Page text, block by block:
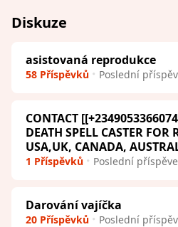
Diskuze
asistovaná reprodukce
58 Příspěvků Poslední
CONTACT
DEATH SPELL CASTER FOR
USA,UK, CANADA,
1 Příspěvků Poslední
Darování vajíčka
20 Příspěvků Poslední